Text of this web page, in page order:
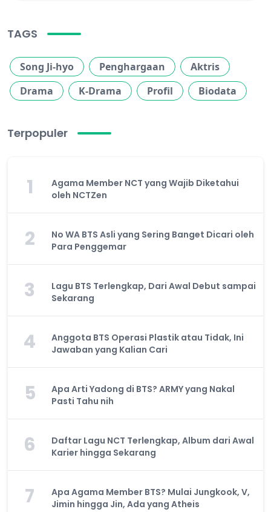
TAGS
Song Ji-hyo Penghargaan
Aktris
Drama
K-Drama Profil Biodata
Terpopuler
1
Agama Member NCT yang Wajib Diketahui
oleh NCTZen
2
No WA BTS Asli yang Sering Banget Dicari oleh
Para Penggemar
3
Lagu BTS Terlengkap, Dari Awal Debut sampai
Sekarang
4
Anggota BTS Operasi Plastik atau Tidak, Ini
Jawaban yang Kalian Cari
5
Apa Arti Yadong di BTS? ARMY yang Nakal
Pasti Tahu nih
6
Daftar Lagu NCT Terlengkap, Album dari Awal
Karier hingga Sekarang
7
Apa Agama Member BTS? Mulai Jungkook, V,
Jimin hingga Jin, Ada yang Atheis